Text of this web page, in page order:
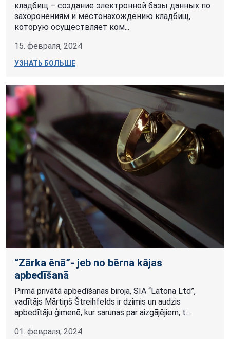
кладбищ – создание электронной базы данных по
захоронениям и местонахождению кладбищ,
которую осуществляет ком...
15. февраля, 2024
УЗНАТЬ БОЛЬШЕ
“Zārka ēnā”- jeb no bērna kājas
apbedīšanā
Pirmā privātā apbedīšanas biroja, SIA “Latona Ltd”,
vadītājs Mārtiņš Štreihfelds ir dzimis un audzis
apbedītāju ģimenē, kur sarunas par aizgājējiem, t...
01. февраля, 2024